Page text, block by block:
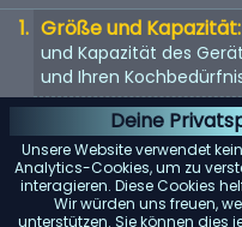
Deine
Unsere Website verwendet
Analytics-Cookies, um zu
interagieren. Diese Cookies
Wir würden uns freuen,
unterstützen. Sie können
Größe und Kapazität:
und Kapazität des
und Ihren
Energieeffizienz:
nur Geld bei der
umweltfreundlich.